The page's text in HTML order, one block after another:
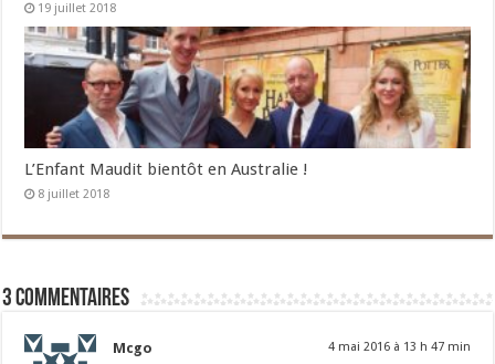
19 juillet 2018
L’Enfant Maudit bientôt en Australie !
8 juillet 2018
3 commentaires
Mcgo 4 mai 2016 à 13 h 47 min